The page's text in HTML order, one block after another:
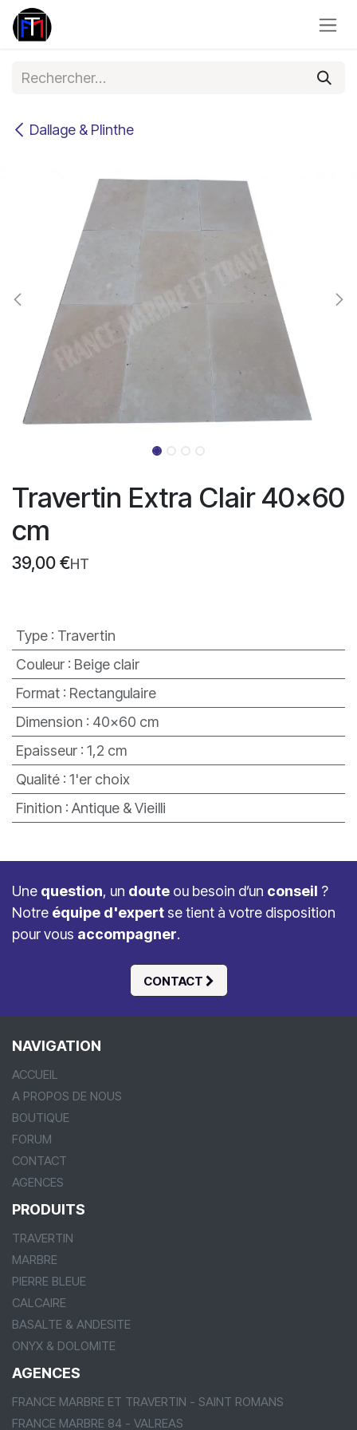
Se rendre au contenu
Dallage & Plinthe
Travertin Extra Clair 40x60
cm
39,00 €HT
Type: Travertin
Couleur: Beige clair
Format: Rectangulaire
Dimension : 40x60 cm
Epaisseur: 1,2 cm
Qualité: 1'er choix
Finition : Antique & Vieilli
CONTACT
Une question, un doute ou besoin d’un conseil ?
Notre équipe d'expert se tient à votre disposition
pour vous accompagner.
NAVIGATION
ACCUEIL
A PROPOS DE NOUS
BOUTIQUE
FORUM
CONTACT
AGENCES
PRODUITS
TRAVERTIN
MARBRE
PIERRE BLEUE
CALCAIRE
BASALTE & ANDESITE
ONYX & DOLOMITE
AGENCES
FRANCE MARBRE ET TRAVERTIN - SAINT ROMANS
FRANCE MARBRE 84 - VALREAS